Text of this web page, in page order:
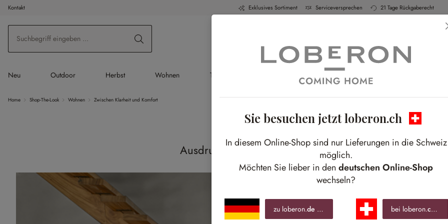
Hauptinhalt springen
Zur Suche springen
Zur Hauptnavigation springen
Kontakt Exklusives Sortiment Serviceversprechen 21 Tage Rückgaberecht
Neu Outdoor Herbst Wohnen Tisch & Küche Schlafen Bad
Home Shop-The-Look Wohnen Zwischen Klarheit und Komfort
Zwischen Klarheit und Komfort
Ausdrucksstarke Strukturen sorgen für ein lebendiges
Sie besuchen jetzt loberon.ch
In diesem Online-Shop sind nur Lieferungen in die Schweiz
möglich.
Möchten Sie lieber in den deutschen Online-Shop
wechseln?
zu loberon.de bei loberon.ch